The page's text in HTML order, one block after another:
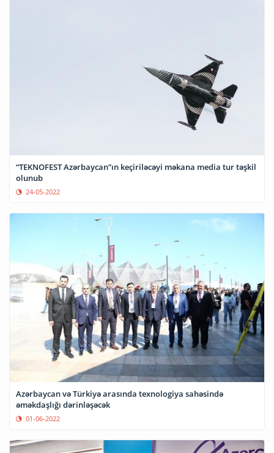
“TEKNOFEST Azərbaycan”ın keçiriləcəyi məkana media tur təşkil
olunub
24-05-2022
Azərbaycan və Türkiyə arasında texnologiya sahəsində
əməkdaşlığı dərinləşəcək
01-06-2022